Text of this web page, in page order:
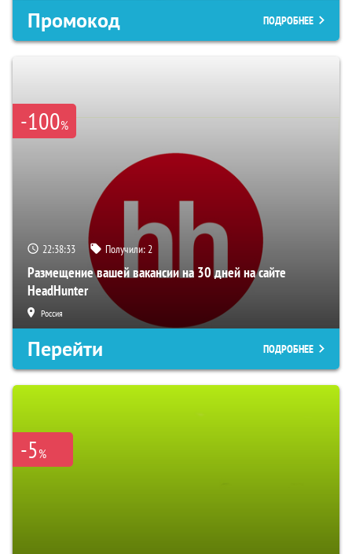
Промокод ПОДРОБНЕЕ
-100%
22:38:31 Получили:2
Размещение вашей вакансии на 30 дней на сайте
HeadHunter
Россия
Перейти ПОДРОБНЕЕ
-5%